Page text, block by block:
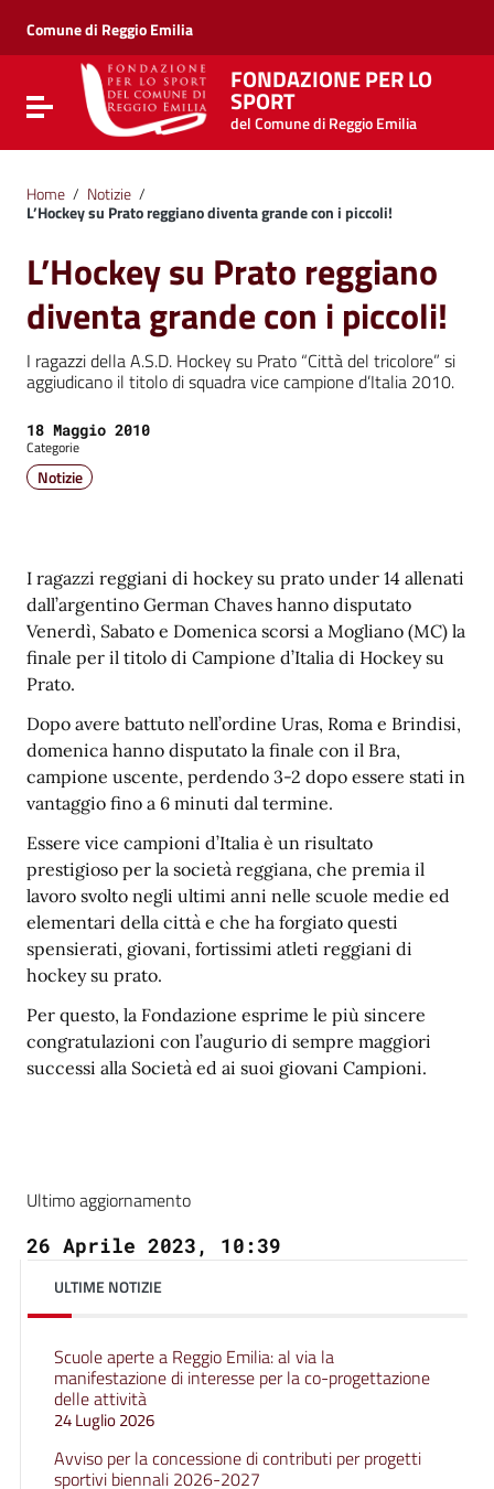
Vai al menu di navigazione
Vai al footer
Comune di Reggio Emilia
Attiva / disattiva la navigazione
FONDAZIONE PER LO
SPORT
del Comune di Reggio Emilia
Home / Notizie /
L’Hockey su Prato reggiano diventa grande con i piccoli!
L’Hockey su Prato reggiano
diventa grande con i piccoli!
I ragazzi della A.S.D. Hockey su Prato “Città del tricolore” si
aggiudicano il titolo di squadra vice campione d’Italia 2010.
Data:
18 Maggio 2010
Categorie
Notizie
I ragazzi reggiani di hockey su prato under 14 allenati
dall’argentino German Chaves hanno disputato
Venerdì, Sabato e Domenica scorsi a Mogliano (MC) la
finale per il titolo di Campione d’Italia di Hockey su
Prato.
Dopo avere battuto nell’ordine Uras, Roma e Brindisi,
domenica hanno disputato la finale con il Bra,
campione uscente, perdendo 3-2 dopo essere stati in
vantaggio fino a 6 minuti dal termine.
Essere vice campioni d’Italia è un risultato
prestigioso per la società reggiana, che premia il
lavoro svolto negli ultimi anni nelle scuole medie ed
elementari della città e che ha forgiato questi
spensierati, giovani, fortissimi atleti reggiani di
hockey su prato.
Per questo, la Fondazione esprime le più sincere
congratulazioni con l’augurio di sempre maggiori
successi alla Società ed ai suoi giovani Campioni.
Ultimo aggiornamento
26 Aprile 2023, 10:39
ULTIME NOTIZIE
Scuole aperte a Reggio Emilia: al via la
manifestazione di interesse per la co-progettazione
delle attività
24 Luglio 2026
Avviso per la concessione di contributi per progetti
sportivi biennali 2026-2027